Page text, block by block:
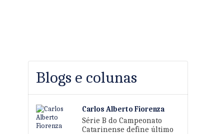
Blogs e colunas
Carlos Alberto Fiorenza
Série B do Campeonato
Catarinense define último